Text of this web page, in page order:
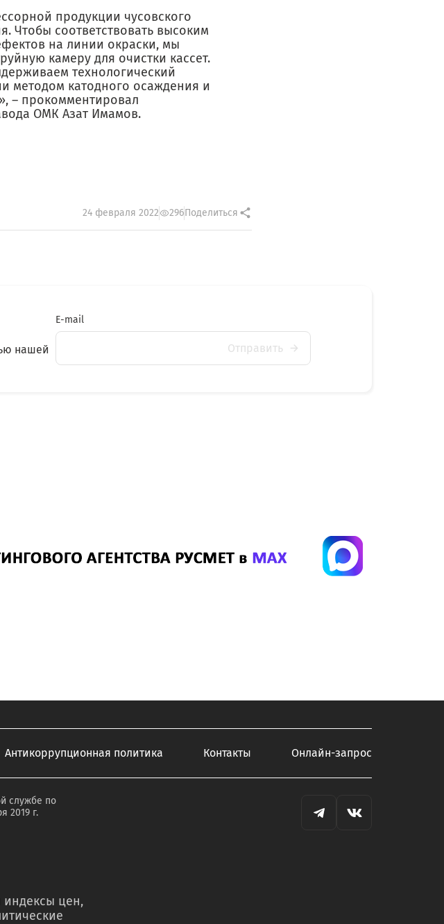
продукции чусовского
Чтобы соответствовать высоким
на линии окраски, мы
камеру для очистки кассет.
технологический
методом катодного осаждения и
– прокомментировал
ОМК Азат Имамов.
24 февраля 2022 296Поделиться
нашей
E-mail
Отправить
Антикоррупционная политика Контакты Онлайн-запрос
службе по
2019 г.
цен,